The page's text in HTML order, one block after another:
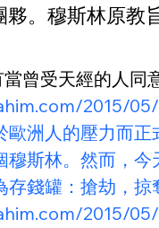
。穆斯林原教
曾受天經的人同
2015/
歐洲人的壓力而
穆斯林。然而，
存錢罐：搶劫，
2015/